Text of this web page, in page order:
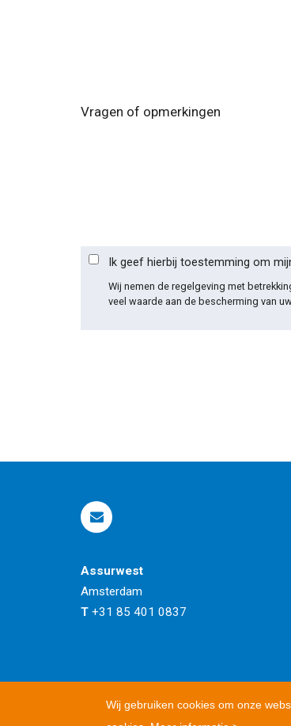
Wij gebruiken cookies om onze
Vragen of opmerkingen
Ik geef hierbij toestemming om
Wij nemen de regelgeving met
veel waarde aan de bescherming van
Assurwest
Amsterdam
T +31 85 401 0837